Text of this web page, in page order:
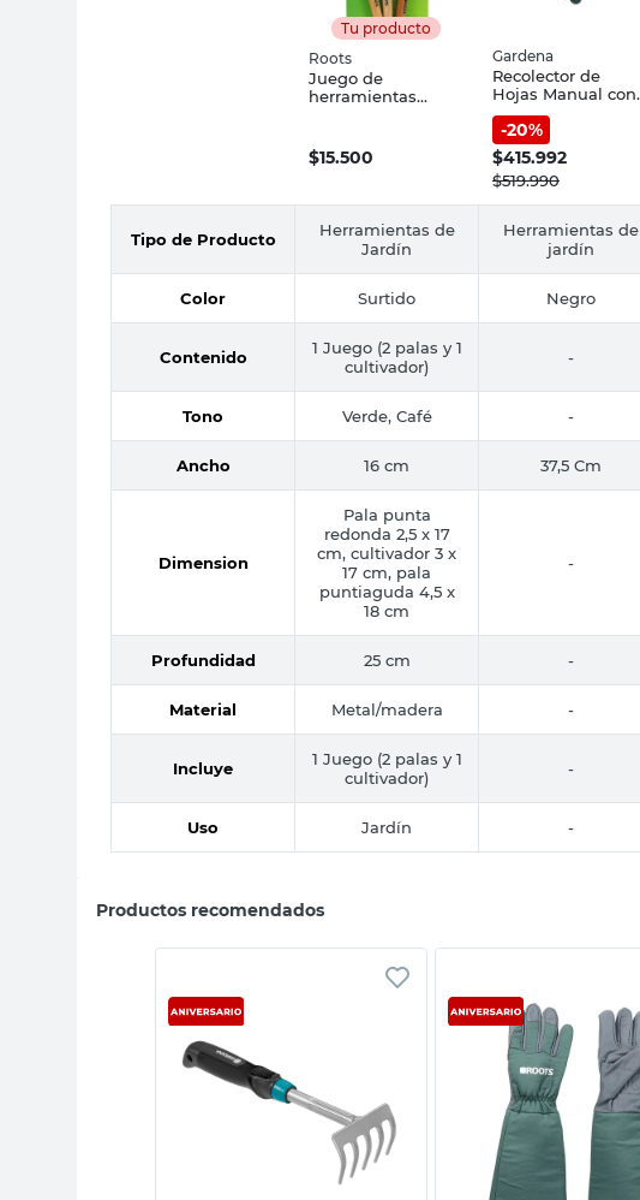
Tu producto
Roots
Juego de
herramientas
$15.500
Gardena
Recolector de
Hojas Manual con
Ruedas Negro 69
Cm Gardena
-20%
$415.992
$519.990
Tipo de Producto
Herramientas de
Jardín
Herramientas de
jardín
Color Surtido Negro
Contenido
1 Juego (2 palas y 1
cultivador)
-
Tono Verde, Café -
Ancho 16 cm 37,5 Cm
Dimension
Pala punta
redonda 2,5 x 17
cm, cultivador 3 x
17 cm, pala
puntiaguda 4,5 x
18 cm
-
Profundidad 25 cm -
Material Metal/madera -
Incluye
1 Juego (2 palas y 1
cultivador)
-
Uso Jardín -
Productos recomendados
Vista rápida Vista rápida